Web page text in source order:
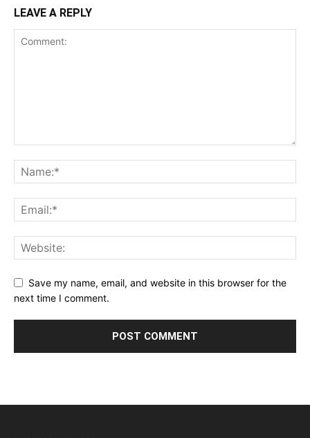
LEAVE A REPLY
Save my name, email, and website in this browser for the
next time I comment.